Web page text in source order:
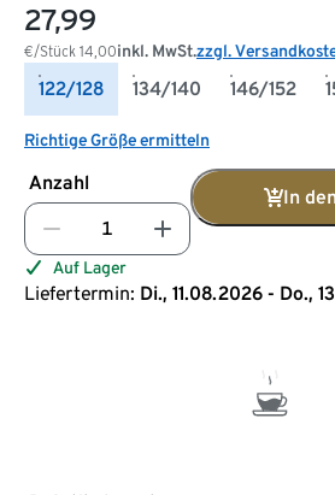
27,99
€/Stück 14,00inkl. MwSt.zzgl.
122/128 134/140 146/152
Richtige Größe ermitteln
Anzahl
In
Auf Lager
Liefertermin: Di., 11.08.2026 - Do.,